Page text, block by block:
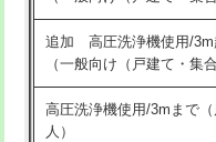
廃棄・処分
※給水管工事は20mmま
給水管工事※（支持金具
給水管工事※（保温材使
め込み）)
追加 高圧洗浄機使用/3m
（一般向け（戸建て・集合
高圧洗浄機使用/3mまで
人）